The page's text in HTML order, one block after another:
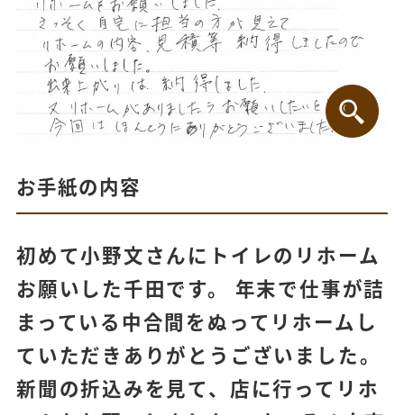
お手紙の内容
初めて小野文さんにトイレのリホーム
お願いした千田です。 年末で仕事が詰
まっている中合間をぬってリホームし
ていただきありがとうございました。
新聞の折込みを見て、店に行ってリホ